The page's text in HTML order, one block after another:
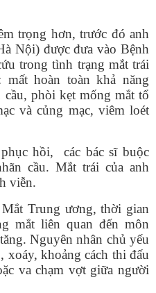
trọng hơn, trước đó anh
Nội) được đưa vào Bệnh
trong tình trạng mắt trái
hoàn toàn khả năng
phòi kẹt mống mắt tổ
và củng mạc, viêm loét
hồi, các bác sĩ buộc
cầu. Mắt trái của anh
viễn.
Trung ương, thời gian
mắt liên quan đến môn
Nguyên nhân chủ yếu
khoảng cách thi đấu
va chạm vợt giữa người